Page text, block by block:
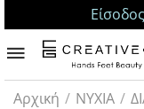
Αρχική / ΝΥΧΙΑ /